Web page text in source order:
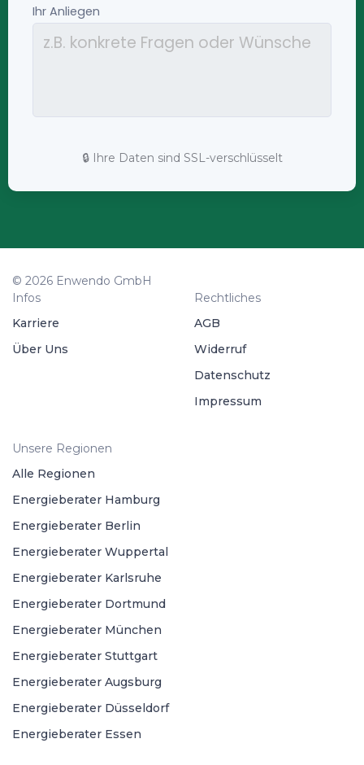
🔒 Ihre Daten sind SSL-verschlüsselt
© 2026 Enwendo GmbH
Infos
Karriere
Über Uns
Rechtliches
AGB
Widerruf
Datenschutz
Impressum
Unsere Regionen
Alle Regionen
Energieberater Hamburg
Energieberater Berlin
Energieberater Wuppertal
Energieberater Karlsruhe
Energieberater Dortmund
Energieberater München
Energieberater Stuttgart
Energieberater Augsburg
Energieberater Düsseldorf
Energieberater Essen